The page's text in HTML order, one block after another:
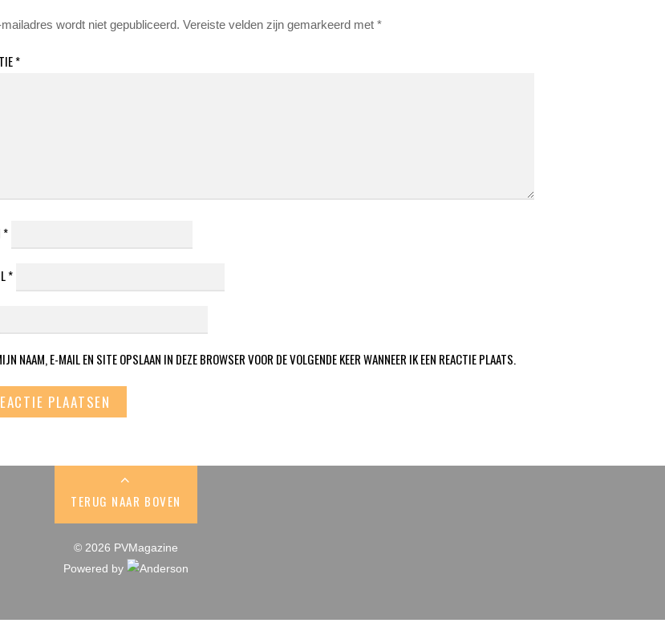
wordt niet gepubliceerd. Vereiste velden zijn gemarkeerd met*
*
*
*
NAAM, E-MAIL EN SITE OPSLAAN IN DEZE BROWSER VOOR DE VOLGENDE KEER WANNEER IK EEN REACTIE PLAATS.
TERUG NAAR BOVEN
© 2026 PVMagazine
Powered by